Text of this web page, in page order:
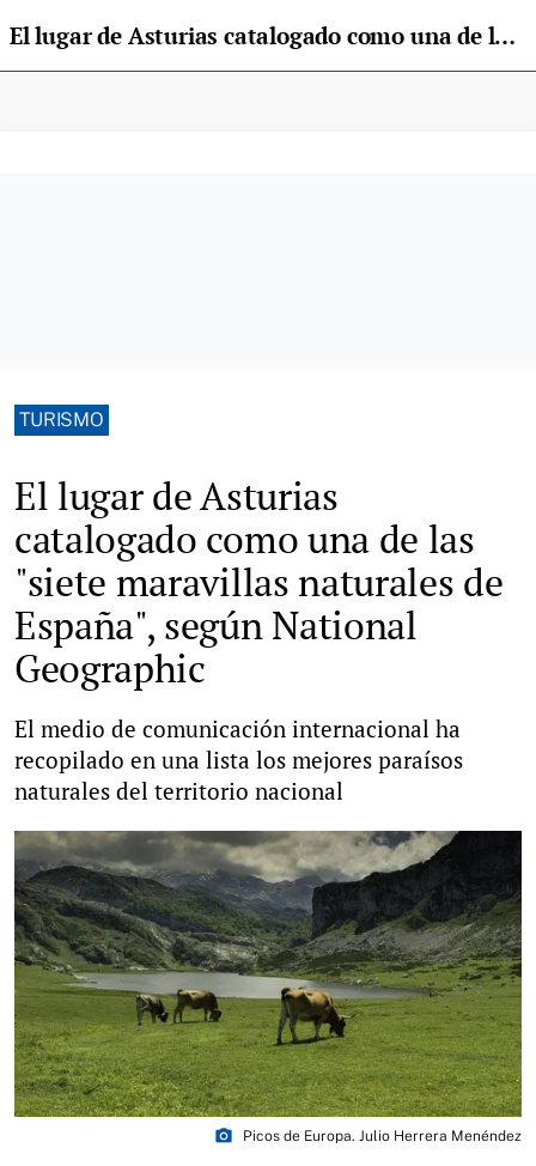
El lugar de Asturias catalogado como una de las "siete maravillas naturales de España", según National Geographic
TURISMO
El lugar de Asturias
catalogado como una de las
"siete maravillas naturales de
España", según National
Geographic
El medio de comunicación internacional ha
recopilado en una lista los mejores paraísos
naturales del territorio nacional
photo_camera Picos de Europa. Julio Herrera Menéndez